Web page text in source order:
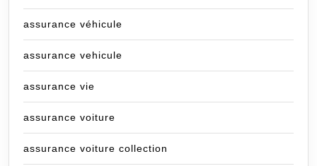
assurance véhicule
assurance vehicule
assurance vie
assurance voiture
assurance voiture collection